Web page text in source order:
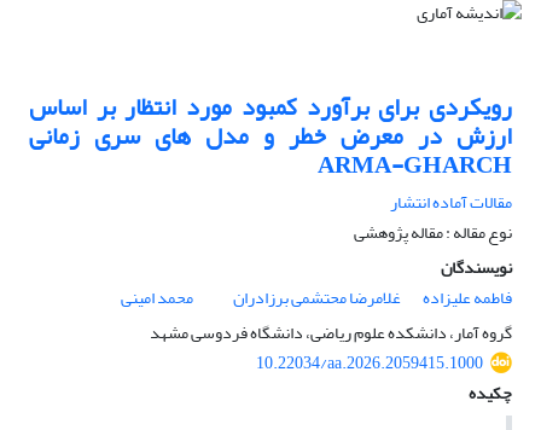
رویکردی برای برآورد کمبود مورد انتظار بر اساس
ارزش در معرض خطر و مدل های سری زمانی
ARMA-GHARCH
مقالات آماده انتشار
نوع مقاله : مقاله پژوهشی
نویسندگان
فاطمه علیزاده
غلامرضا محتشمی برزادران
محمد امینی
گروه آمار، دانشکده علوم ریاضی، دانشگاه فردوسی مشهد
10.22034/aa.2026.2059415.1000
چکیده